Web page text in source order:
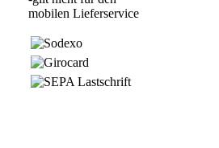
mobilen Lieferservice